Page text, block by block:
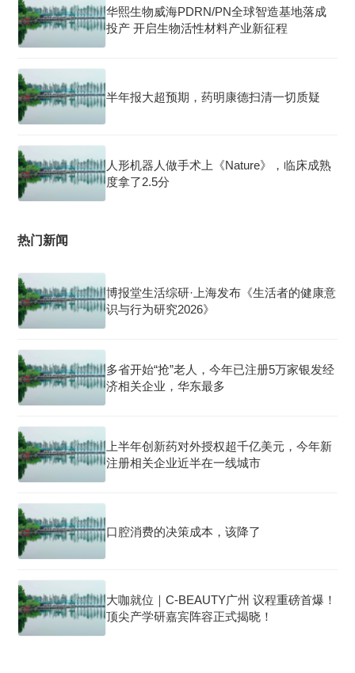
华熙生物威海PDRN/PN全球智造基地落成
投产 开启生物活性材料产业新征程
半年报大超预期，药明康德扫清一切质疑
人形机器人做手术上《Nature》，临床成熟
度拿了2.5分
热门新闻
博报堂生活综研·上海发布《生活者的健康意
识与行为研究2026》
多省开始“抢”老人，今年已注册5万家银发经
济相关企业，华东最多
上半年创新药对外授权超千亿美元，今年新
注册相关企业近半在一线城市
口腔消费的决策成本，该降了
大咖就位｜C-BEAUTY广州 议程重磅首爆！
顶尖产学研嘉宾阵容正式揭晓！